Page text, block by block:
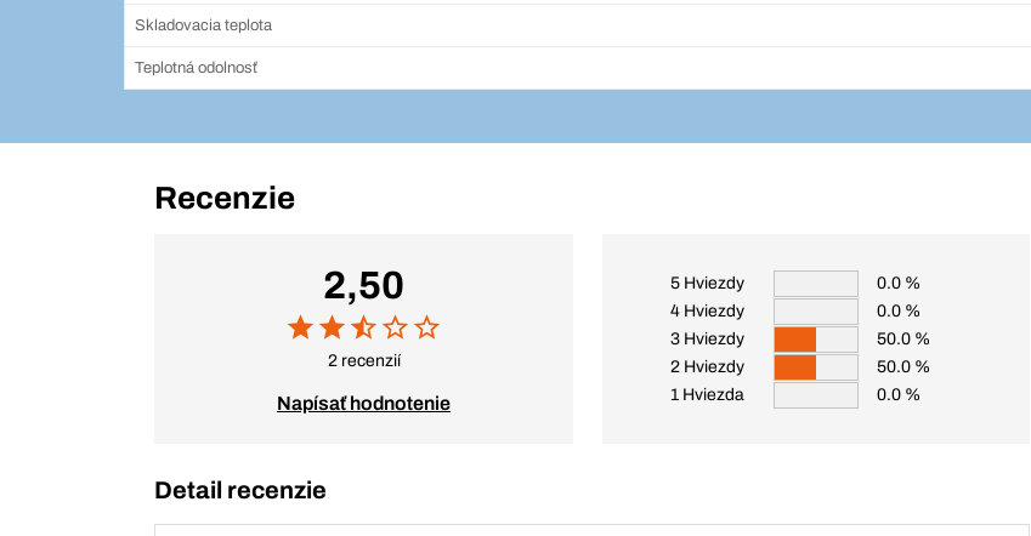
Skladovacia teplota
Teplotná odolnosť
Recenzie
2,50
2 recenzií
Napísať hodnotenie
5 Hviezdy
0.0 %
4 Hviezdy
0.0 %
3 Hviezdy
50.0 %
2 Hviezdy
50.0 %
1 Hviezda
0.0 %
Detail recenzie